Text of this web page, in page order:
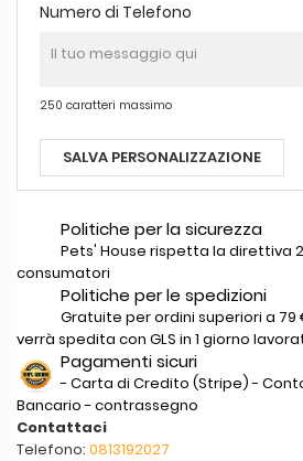
Numero di Telefono
250 caratteri massimo
SALVA PERSONALIZZAZIONE
Politiche per la sicurezza
Pets' House rispetta la direttiva
consumatori
Politiche per le spedizioni
Gratuite per ordini superiori a 79
verrà spedita con GLS in 1 giorno
Pagamenti sicuri
- Carta di Credito (Stripe) -
Bancario - contrassegno
Contattaci
Telefono: 0813192027